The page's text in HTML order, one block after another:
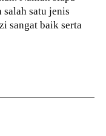
salah satu jenis
sangat baik serta